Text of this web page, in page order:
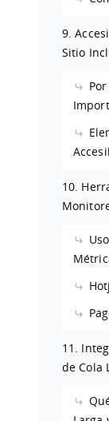
9.
Sitio
10.
11.
de Cola